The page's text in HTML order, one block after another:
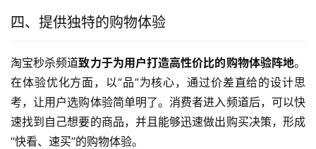
四、提供独特的购物体验
淘宝秒杀频道致力于为用户打造高性价比的购物体验阵地。
在体验优化方面，以“品”为核心，通过价差直给的设计思
考，让用户选购体验简单明了。消费者进入频道后，可以快
速找到自己想要的商品，并且能够迅速做出购买决策，形成
“快看、速买”的购物体验。